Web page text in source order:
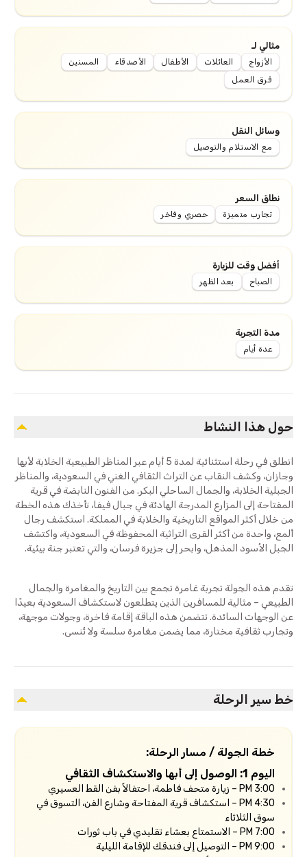
مثالي لـ
الأزواج العائلات الأطفال الأصدقاء
المسنين
فرق العمل
وسائل النقل
مع الاستلام والتوصيل
نطاق السعر
تجارب متميزة حصري وفاخر
أفضل وقت للزيارة
الصباح بعد الظهر
مدة التجربة
عدة أيام
حول هذا النشاط
انطلق في رحلة استثنائية لمدة 5 أيام عبر المناظر الطبيعية الخلابة لأبها
وجازان، وكشف النقاب عن التراث الثقافي الغني في السعودية، والمناظر
الجبلية الخلابة، والجمال الساحلي البكر. من الفنون النابضة في قرية
المفتاحة إلى المزارع المدرجة الهادئة في جبال فيفا، تأخذك هذه الخطة
من خلال أكثر المواقع التاريخية والخلابة في المملكة. استكشف رجال
ألمع، واحدة من أكثر القرى التراثية المحفوظة في السعودية، واكتشف
الجبل الأسود المذهل، وابحر إلى جزيرة فرسان، والتي تعتبر جنة بيئية.
تقدم هذه الجولة تجربة غامرة تجمع بين التاريخ والمغامرة والجمال
الطبيعي – مثالية للمسافرين الذين يتطلعون لاستكشاف السعودية بعيدًا
عن الوجهات السائدة. تتضمن هذه الباقة إقامة فاخرة، وجولات موجهة،
وتجارب ثقافية مختارة، مما يضمن مغامرة سلسة ولا تُنسى.
خط سير الرحلة
خطة الجولة / مسار الرحلة:
اليوم 1: الوصول إلى أبها والاستكشاف الثقافي
3:00 PM – زيارة متحف فاطمة، احتفالاً بفن القط العسيري
4:30 PM – استكشاف قرية المفتاحة وشارع الفن، التسوق في
سوق الثلاثاء
7:00 PM – الاستمتاع بعشاء تقليدي في باب ثورات
9:00 PM – التوصيل إلى فندقك للإقامة الليلية